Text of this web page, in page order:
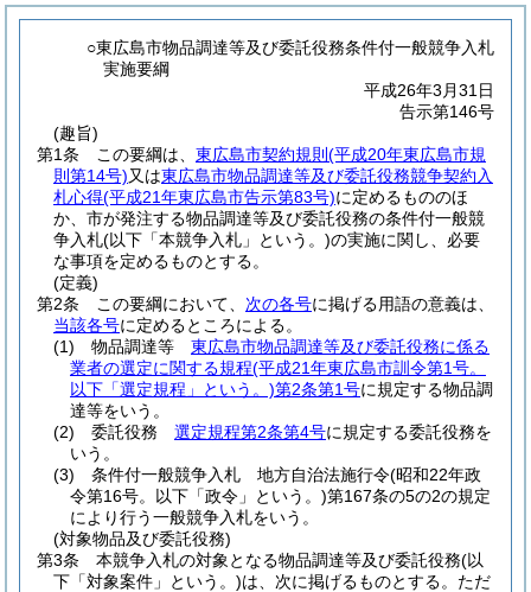
○東広島市物品調達等及び委託役務条件付一般競争入札
実施要綱
平成26年3月31日
告示第146号
(趣旨)
第1条
この要綱は、 東広島市契約規則 (平成20年東広島市規
則第14号)又は東広島市物品調達等及び委託役務競争契約入
札心得(平成21年東広島市告示第83号)に定めるもののほ
か、市が発注する物品調達等及び委託役務の条件付一般競
争入札(以下「本競争入札」という。)の実施に関し、必要
な事項を定めるものとする。
(定義)
第2条
この要綱において、 次の各号に掲げる用語の意義は、
当該各号に定めるところによる。
(1)
物品調達等 東広島市物品調達等及び委託役務に係る
業者の選定に関する規程(平成21年東広島市訓令第1号。
以下「選定規程」という。)第2条第1号に規定する物品調
達等をいう。
(2)
委託役務 選定規程第2条第4号に規定する委託役務を
いう。
(3)
条件付一般競争入札 地方自治法施行令(昭和22年政
令第16号。以下「政令」という。)第167条の5の2の規定
により行う一般競争入札をいう。
(対象物品及び委託役務)
第3条
本競争入札の対象となる物品調達等及び委託役務(以
下「対象案件」という。)は、次に掲げるものとする。 ただ